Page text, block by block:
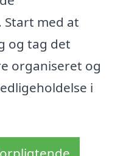
Start med at
og tag det
organiseret og
i